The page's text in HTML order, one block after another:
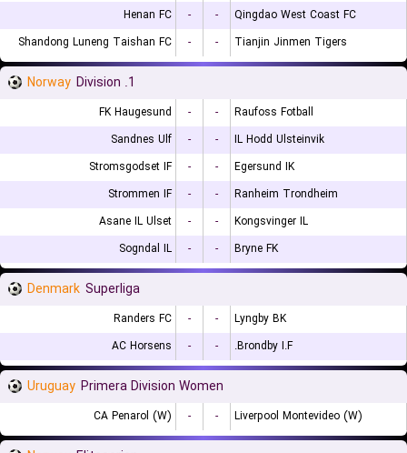
Henan FC
- -
Qingdao West Coast FC
Shandong Luneng Taishan FC
- - Tianjin Jinmen Tigers
Norway 1. Division
FK Haugesund - -
Raufoss Fotball
Sandnes Ulf
- -
IL Hodd Ulsteinvik
Stromsgodset IF
- -
Egersund IK
Strommen IF
- -
Ranheim Trondheim
Asane IL Ulset
- -
Kongsvinger IL
Sogndal IL
- - Bryne FK
Denmark Superliga
Randers FC - -
Lyngby BK
AC Horsens
- - Brondby I.F.
Uruguay Primera Division Women
CA Penarol (W) - - Liverpool Montevideo (W)